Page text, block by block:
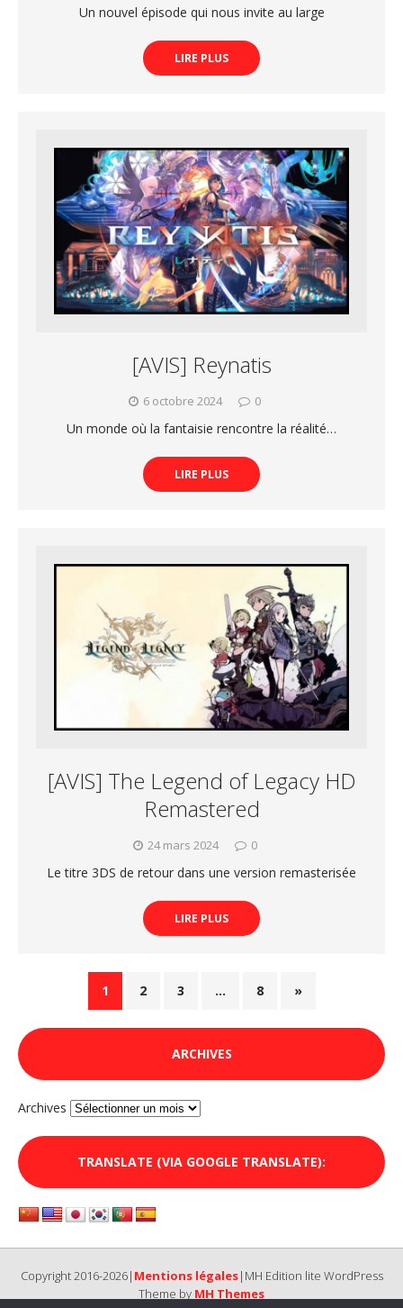
Un nouvel épisode qui nous invite au large
LIRE PLUS
[AVIS] Reynatis
6 octobre 2024 0
Un monde où la fantaisie rencontre la réalité…
LIRE PLUS
[AVIS] The Legend of Legacy HD
Remastered
24 mars 2024 0
Le titre 3DS de retour dans une version remasterisée
LIRE PLUS
1 2 3 … 8 »
ARCHIVES
Archives
TRANSLATE (VIA GOOGLE TRANSLATE):
Copyright 2016-2026| Mentions légales|MH Edition lite WordPress
Theme by MH Themes